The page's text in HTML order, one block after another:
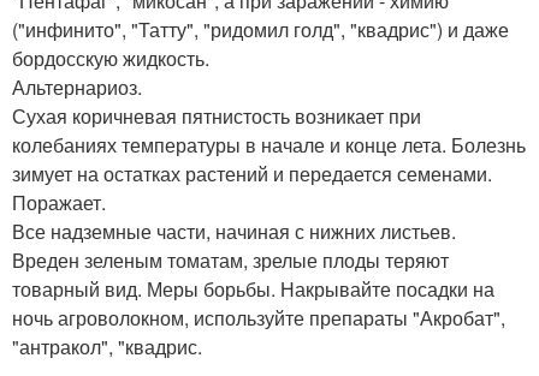
("инфинито", "Татту", "ридомил голд", "квадрис") и даже
бордосскую жидкость.
Альтернариоз.
Сухая коричневая пятнистость возникает при
колебаниях температуры в начале и конце лета. Болезнь
зимует на остатках растений и передается семенами.
Поражает.
Все надземные части, начиная с нижних листьев.
Вреден зеленым томатам, зрелые плоды теряют
товарный вид. Меры борьбы. Накрывайте посадки на
ночь агроволокном, используйте препараты "Акробат",
"антракол", "квадрис.